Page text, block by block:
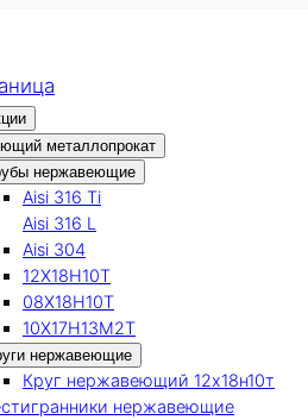
металлопрокат
нержавеющие
Aisi 316 Ti
Aisi 316 L
Aisi 304
12Х18Н10Т
08Х18Н10Т
10Х17Н13М2Т
нержавеющие
Круг нержавеющий 12х18н10т
нержавеющие